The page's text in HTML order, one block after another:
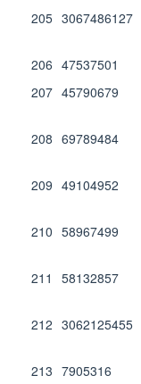
205 3067486127
206 47537501
207 45790679
208 69789484
209 49104952
210 58967499
211 58132857
212 3062125455
213 7905316